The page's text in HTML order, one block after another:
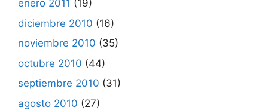
enero 2011 (19)
diciembre 2010 (16)
noviembre 2010 (35)
octubre 2010 (44)
septiembre 2010 (31)
agosto 2010 (27)